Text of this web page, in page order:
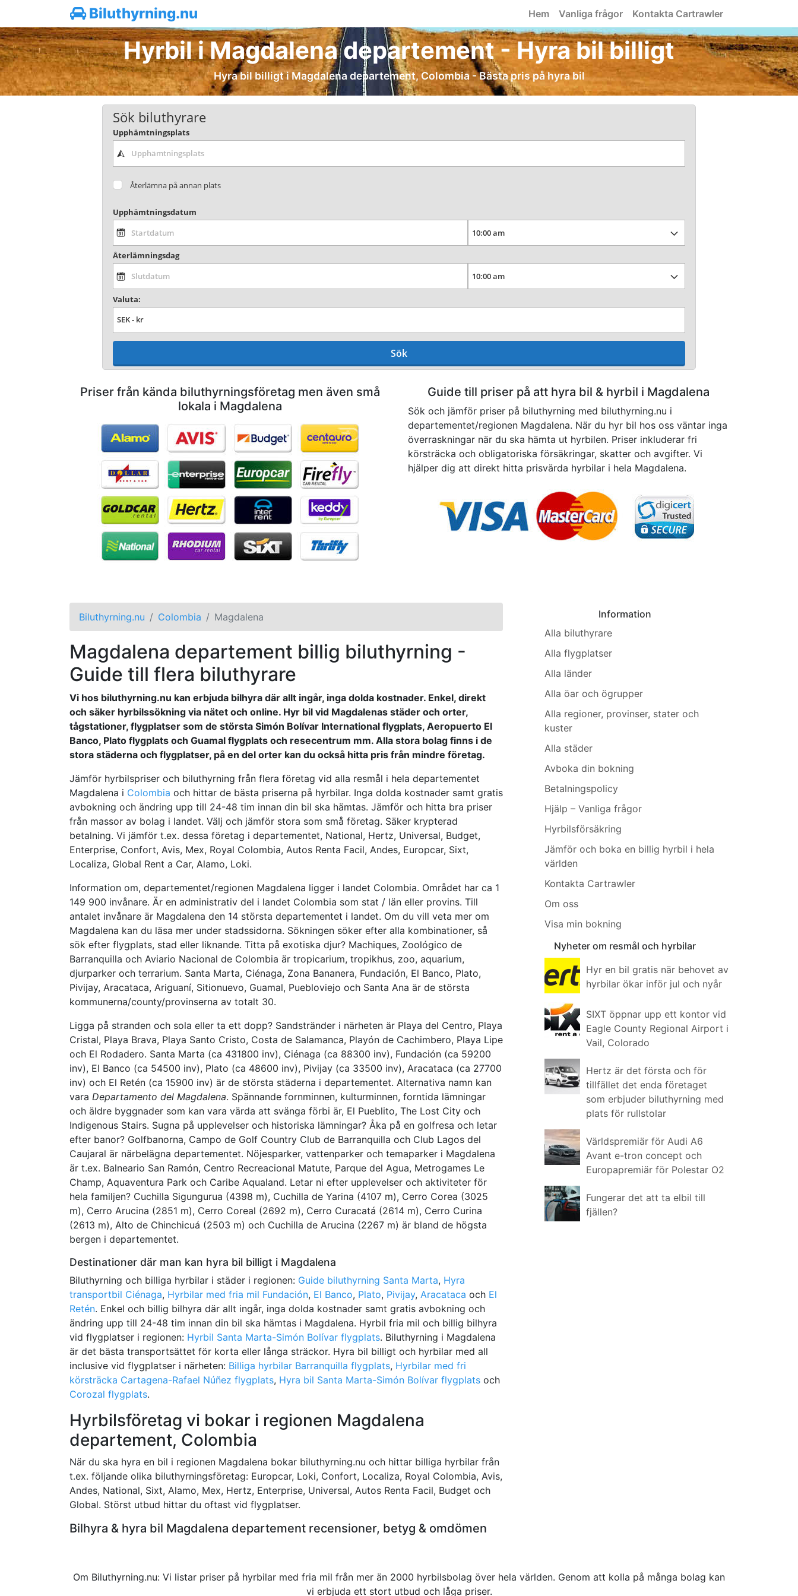
Biluthyrning.nu Hem Vanliga frågor Kontakta Cartrawler
Hyrbil i Magdalena departement - Hyra bil billigt
Hyra bil billigt i Magdalena departement, Colombia - Bästa pris på hyra bil
Sök biluthyrare
Upphämtningsplats
Återlämna på annan plats
Upphämtningsdatum
Återlämningsdag
Valuta:
Sök
Priser från kända biluthyrningsföretag men även små
lokala i Magdalena
Guide till priser på att hyra bil & hyrbil i Magdalena
Sök och jämför priser på biluthyrning med biluthyrning.nu i
departementet/regionen Magdalena. När du hyr bil hos oss väntar inga
överraskningar när du ska hämta ut hyrbilen. Priser inkluderar fri
körsträcka och obligatoriska försäkringar, skatter och avgifter. Vi
hjälper dig att direkt hitta prisvärda hyrbilar i hela Magdalena.
Biluthyrning.nu Colombia Magdalena
Magdalena departement billig biluthyrning -
Guide till flera biluthyrare
Vi hos biluthyrning.nu kan erbjuda bilhyra där allt ingår, inga dolda kostnader. Enkel, direkt
och säker hyrbilssökning via nätet och online. Hyr bil vid Magdalenas städer och orter,
tågstationer, flygplatser som de största Simón Bolívar International flygplats, Aeropuerto El
Banco, Plato flygplats och Guamal flygplats och resecentrum mm. Alla stora bolag finns i de
stora städerna och flygplatser, på en del orter kan du också hitta pris från mindre företag.
Jämför hyrbilspriser och biluthyrning från flera företag vid alla resmål i hela departementet
Magdalena i Colombia och hittar de bästa priserna på hyrbilar. Inga dolda kostnader samt gratis
avbokning och ändring upp till 24-48 tim innan din bil ska hämtas. Jämför och hitta bra priser
från massor av bolag i landet. Välj och jämför stora som små företag. Säker krypterad
betalning. Vi jämför t.ex. dessa företag i departementet, National, Hertz, Universal, Budget,
Enterprise, Confort, Avis, Mex, Royal Colombia, Autos Renta Facil, Andes, Europcar, Sixt,
Localiza, Global Rent a Car, Alamo, Loki.
Information om, departementet/regionen Magdalena ligger i landet Colombia. Området har ca 1
149 900 invånare. Är en administrativ del i landet Colombia som stat / län eller provins. Till
antalet invånare är Magdalena den 14 största departementet i landet. Om du vill veta mer om
Magdalena kan du läsa mer under stadssidorna. Sökningen söker efter alla kombinationer, så
sök efter flygplats, stad eller liknande. Titta på exotiska djur? Machiques, Zoológico de
Barranquilla och Aviario Nacional de Colombia är tropicarium, tropikhus, zoo, aquarium,
djurparker och terrarium. Santa Marta, Ciénaga, Zona Bananera, Fundación, El Banco, Plato,
Pivijay, Aracataca, Ariguaní, Sitionuevo, Guamal, Puebloviejo och Santa Ana är de största
kommunerna/county/provinserna av totalt 30.
Ligga på stranden och sola eller ta ett dopp? Sandstränder i närheten är Playa del Centro, Playa
Cristal, Playa Brava, Playa Santo Cristo, Costa de Salamanca, Playón de Cachimbero, Playa Lipe
och El Rodadero. Santa Marta (ca 431800 inv), Ciénaga (ca 88300 inv), Fundación (ca 59200
inv), El Banco (ca 54500 inv), Plato (ca 48600 inv), Pivijay (ca 33500 inv), Aracataca (ca 27700
inv) och El Retén (ca 15900 inv) är de största städerna i departementet. Alternativa namn kan
vara Departamento del Magdalena. Spännande fornminnen, kulturminnen, forntida lämningar
och äldre byggnader som kan vara värda att svänga förbi är, El Pueblito, The Lost City och
Indigenous Stairs. Sugna på upplevelser och historiska lämningar? Åka på en golfresa och letar
efter banor? Golfbanorna, Campo de Golf Country Club de Barranquilla och Club Lagos del
Caujaral är närbelägna departementet. Nöjesparker, vattenparker och temaparker i Magdalena
är t.ex. Balneario San Ramón, Centro Recreacional Matute, Parque del Agua, Metrogames Le
Champ, Aquaventura Park och Caribe Aqualand. Letar ni efter upplevelser och aktiviteter för
hela familjen? Cuchilla Sigungurua (4398 m), Cuchilla de Yarina (4107 m), Cerro Corea (3025
m), Cerro Arucina (2851 m), Cerro Coreal (2692 m), Cerro Curacatá (2614 m), Cerro Curina
(2613 m), Alto de Chinchicuá (2503 m) och Cuchilla de Arucina (2267 m) är bland de högsta
bergen i departementet.
Destinationer där man kan hyra bil billigt i Magdalena
Biluthyrning och billiga hyrbilar i städer i regionen: Guide biluthyrning Santa Marta, Hyra
transportbil Ciénaga, Hyrbilar med fria mil Fundación, El Banco, Plato, Pivijay, Aracataca och El
Retén. Enkel och billig bilhyra där allt ingår, inga dolda kostnader samt gratis avbokning och
ändring upp till 24-48 tim innan din bil ska hämtas i Magdalena. Hyrbil fria mil och billig bilhyra
vid flygplatser i regionen: Hyrbil Santa Marta-Simón Bolívar flygplats. Biluthyrning i Magdalena
är det bästa transportsättet för korta eller långa sträckor. Hyra bil billigt och hyrbilar med all
inclusive vid flygplatser i närheten: Billiga hyrbilar Barranquilla flygplats, Hyrbilar med fri
körsträcka Cartagena-Rafael Núñez flygplats, Hyra bil Santa Marta-Simón Bolívar flygplats och
Corozal flygplats.
Hyrbilsföretag vi bokar i regionen Magdalena
departement, Colombia
När du ska hyra en bil i regionen Magdalena bokar biluthyrning.nu och hittar billiga hyrbilar från
t.ex. följande olika biluthyrningsföretag: Europcar, Loki, Confort, Localiza, Royal Colombia, Avis,
Andes, National, Sixt, Alamo, Mex, Hertz, Enterprise, Universal, Autos Renta Facil, Budget och
Global. Störst utbud hittar du oftast vid flygplatser.
Bilhyra & hyra bil Magdalena departement recensioner, betyg & omdömen
Information
Alla biluthyrare
Alla flygplatser
Alla länder
Alla öar och ögrupper
Alla regioner, provinser, stater och
kuster
Alla städer
Avboka din bokning
Betalningspolicy
Hjälp – Vanliga frågor
Hyrbilsförsäkring
Jämför och boka en billig hyrbil i hela
världen
Kontakta Cartrawler
Om oss
Visa min bokning
Nyheter om resmål och hyrbilar
Hyr en bil gratis när behovet av
hyrbilar ökar inför jul och nyår
SIXT öppnar upp ett kontor vid
Eagle County Regional Airport i
Vail, Colorado
Hertz är det första och för
tillfället det enda företaget
som erbjuder biluthyrning med
plats för rullstolar
Världspremiär för Audi A6
Avant e-tron concept och
Europapremiär för Polestar O2
Fungerar det att ta elbil till
fjällen?
Om Biluthyrning.nu: Vi listar priser på hyrbilar med fria mil från mer än 2000 hyrbilsbolag över hela världen. Genom att kolla på många bolag kan
vi erbjuda ett stort utbud och låga priser.